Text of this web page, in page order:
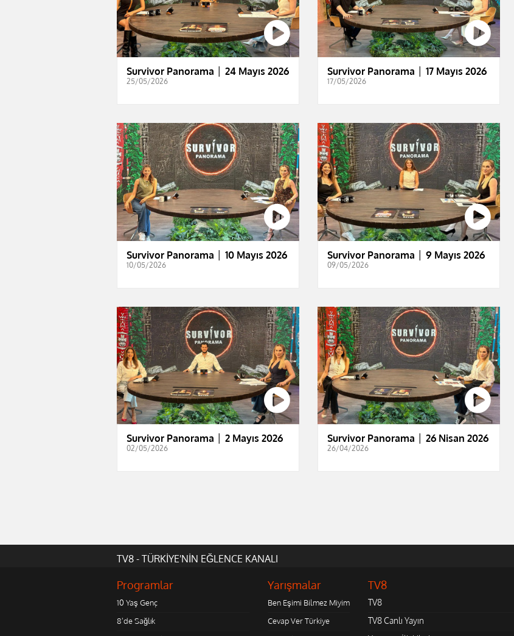
Survivor Panorama │ 24 Mayıs 2026
25/05/2026
Survivor Panorama │ 17 Mayıs 2026
17/05/2026
Survivor Panorama │ 10 Mayıs 2026
10/05/2026
Survivor Panorama │ 9 Mayıs 2026
09/05/2026
Survivor Panorama │ 2 Mayıs 2026
02/05/2026
Survivor Panorama │ 26 Nisan 2026
26/04/2026
TV8 - TÜRKİYE'NİN EĞLENCE KANALI
Programlar
10 Yaş Genç
8'de Sağlık
Yarışmalar
Ben Eşimi Bilmez Miyim
Cevap Ver Türkiye
TV8
TV8
TV8 Canlı Yayın